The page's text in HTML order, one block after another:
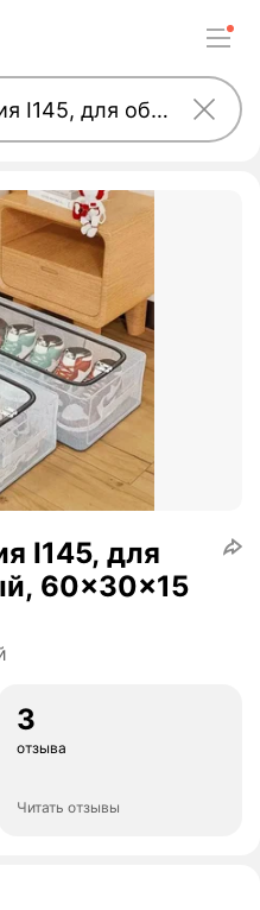
I145, для
60x30x15
3
отзыва
Читать отзывы